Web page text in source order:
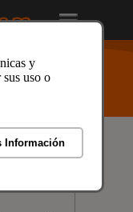
de Pisos
ID: 2977448
€ 380.000,00
y
uso o
Información